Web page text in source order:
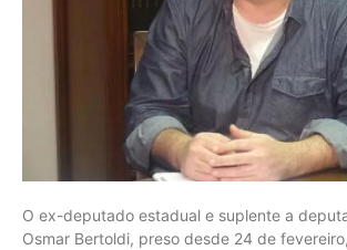
O ex-deputado estadual e suplente a
Osmar Bertoldi, preso desde 24 de